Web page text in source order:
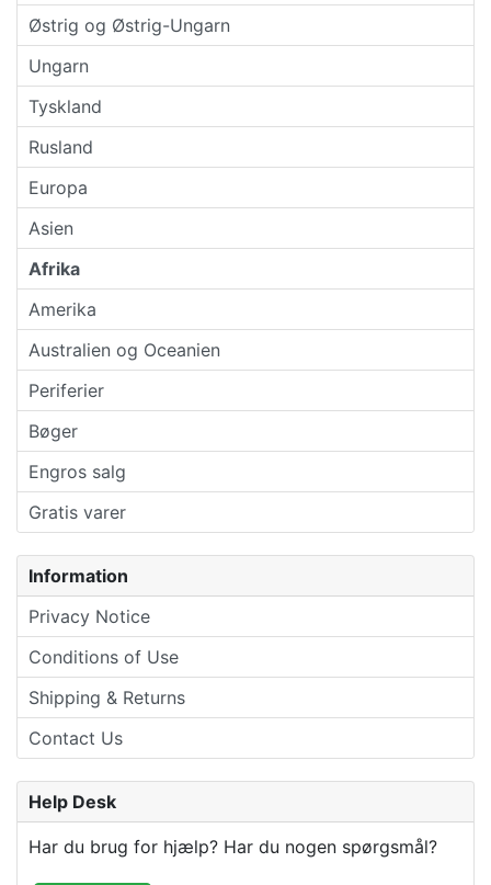
Østrig og Østrig-Ungarn
Ungarn
Tyskland
Rusland
Europa
Asien
Afrika
Amerika
Australien og Oceanien
Periferier
Bøger
Engros salg
Gratis varer
Information
Privacy Notice
Conditions of Use
Shipping & Returns
Contact Us
Help Desk
Har du brug for hjælp? Har du nogen spørgsmål?